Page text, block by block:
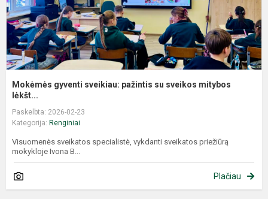
Mokėmės gyventi sveikiau: pažintis su sveikos mitybos
lėkšt...
Paskelbta: 2026-02-23
Kategorija: Renginiai
Visuomenės sveikatos specialistė, vykdanti sveikatos priežiūrą
mokykloje Ivona B...
Plačiau